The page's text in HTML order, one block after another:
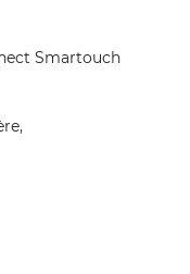
Smartouch